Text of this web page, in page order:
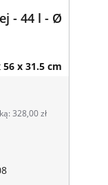
- 44 l - Ø
56 x 31.5 cm
328,00 zł